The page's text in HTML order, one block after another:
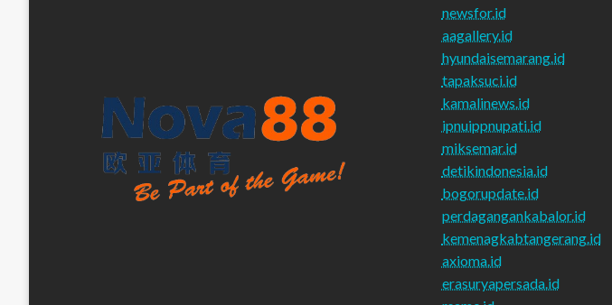
newsfor.id
aagallery.id
hyundaisemarang.id
tapaksuci.id
kamalinews.id
ipnuippnupati.id
miksemar.id
detikindonesia.id
bogorupdate.id
perdagangankabalor.id
kemenagkabtangerang.id
axioma.id
erasuryapersada.id